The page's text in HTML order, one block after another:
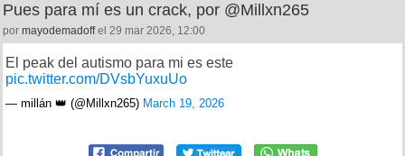
Pues para mí es un crack, por @Millxn265
por mayodemadoffel 29 mar 2026, 12:00
El peak del autismo para mi es este
pic.twitter.com/DVsbYuxuUo
— millán 👑 (@Millxn265) March 19, 2026